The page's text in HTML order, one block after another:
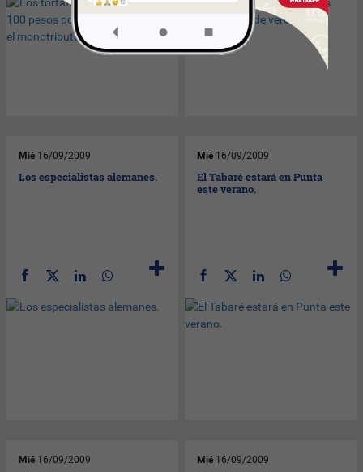
Mié 16/09/2009
Los especialistas alemanes.
Mié 16/09/2009
El Tabaré estará en Punta
este verano.
Mié 16/09/2009 Mié 16/09/2009